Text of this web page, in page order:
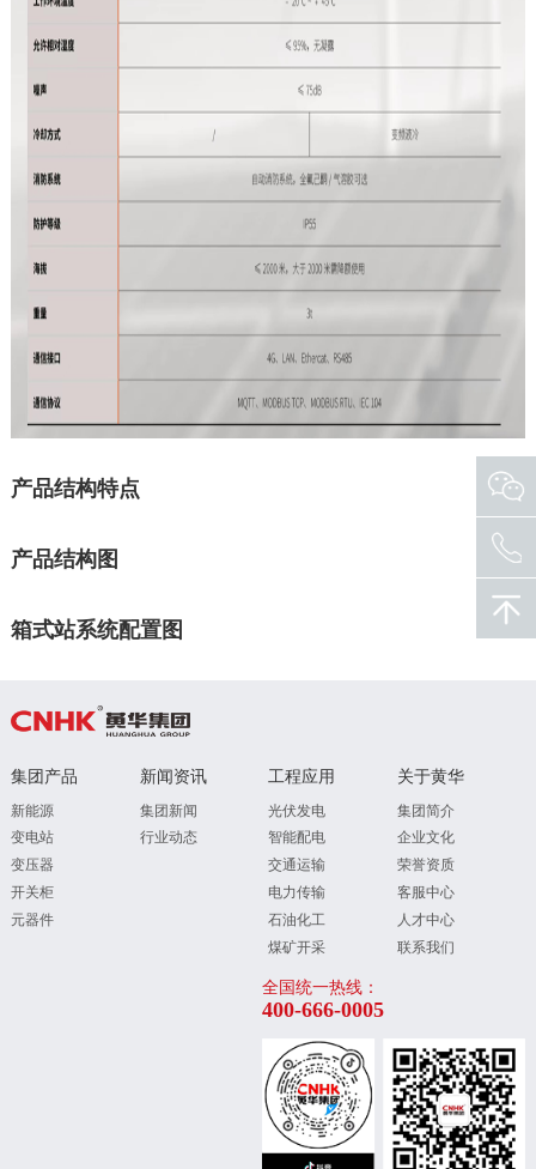
产品结构特点
产品结构图
箱式站系统配置图
集团产品
新能源
变电站
变压器
开关柜
元器件
新闻资讯
集团新闻
行业动态
工程应用
光伏发电
智能配电
交通运输
电力传输
石油化工
煤矿开采
关于黄华
集团简介
企业文化
荣誉资质
客服中心
人才中心
联系我们
全国统一热线：
400-666-0005